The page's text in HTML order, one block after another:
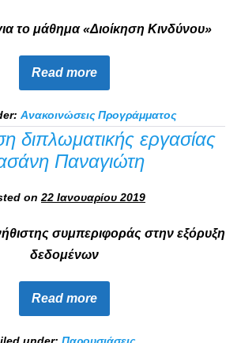
το μάθημα «Διοίκηση Κινδύνου»
Read more
Ανακοινώσεις Προγράμματος
διπλωματικής εργασίας
Παναγιώτη
on 22 Ιανουαρίου 2019
συμπεριφοράς στην εξόρυξη
δεδομένων
Read more